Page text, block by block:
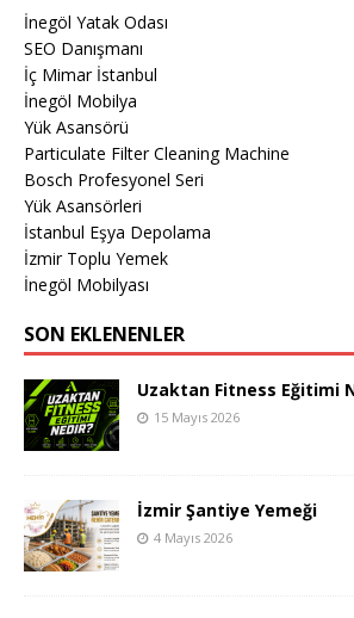
İnegöl Yatak Odası
SEO Danışmanı
İç Mimar İstanbul
İnegöl Mobilya
Yük Asansörü
Particulate Filter Cleaning Machine
Bosch Profesyonel Seri
Yük Asansörleri
İstanbul Eşya Depolama
İzmir Toplu Yemek
İnegöl Mobilyası
SON EKLENENLER
Uzaktan Fitness Eğitimi
15 Mayıs 2026
İzmir Şantiye Yemeği
4 Mayıs 2026